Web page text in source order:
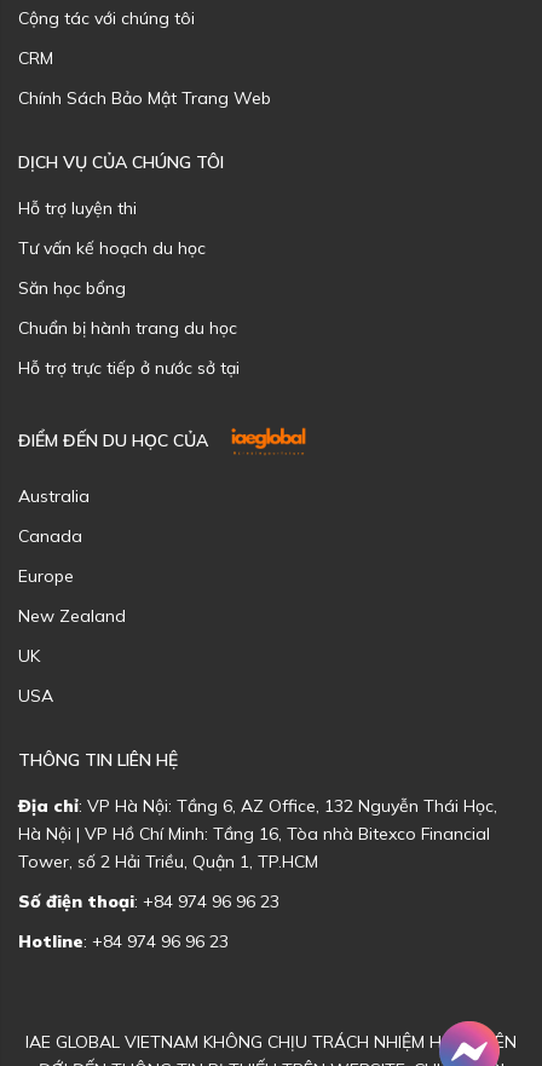
Cộng tác với chúng tôi
CRM
Chính Sách Bảo Mật Trang Web
DỊCH VỤ CỦA CHÚNG TÔI
Hỗ trợ luyện thi
Tư vấn kế hoạch du học
Săn học bổng
Chuẩn bị hành trang du học
Hỗ trợ trực tiếp ở nước sở tại
ĐIỂM ĐẾN DU HỌC CỦA
Australia
Canada
Europe
New Zealand
UK
USA
THÔNG TIN LIÊN HỆ
Địa chỉ: VP Hà Nội: Tầng 6, AZ Office, 132 Nguyễn Thái Học,
Hà Nội | VP Hồ Chí Minh: Tầng 16, Tòa nhà Bitexco Financial
Tower, số 2 Hải Triều, Quận 1, TP.HCM
Số điện thoại: +84 974 96 96 23
Hotline: +84 974 96 96 23
IAE GLOBAL VIETNAM KHÔNG CHỊU TRÁCH NHIỆM HOẶC LIÊN